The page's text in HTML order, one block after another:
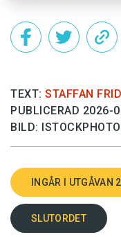
TEXT: STAFFAN
PUBLICERAD 2026-
BILD: ISTOCKPHOTO
INGÅR I UTGÅVAN
SLUTORDET